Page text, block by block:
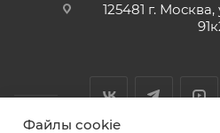
125481 г.
Файлы cookie